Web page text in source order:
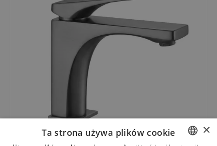
×
Ta strona używa plików cookie